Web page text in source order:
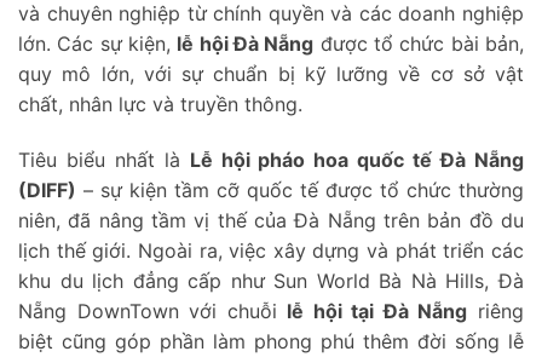
và chuyên nghiệp từ chính quyền và các doanh nghiệp
lớn. Các sự kiện, lễ hội Đà Nẵng được tổ chức bài bản,
quy mô lớn, với sự chuẩn bị kỹ lưỡng về cơ sở vật
chất, nhân lực và truyền thông.
Tiêu biểu nhất là Lễ hội pháo hoa quốc tế Đà Nẵng
(DIFF) – sự kiện tầm cỡ quốc tế được tổ chức thường
niên, đã nâng tầm vị thế của Đà Nẵng trên bản đồ du
lịch thế giới. Ngoài ra, việc xây dựng và phát triển các
khu du lịch đẳng cấp như Sun World Bà Nà Hills, Đà
Nẵng DownTown với chuỗi lễ hội tại Đà Nẵng riêng
biệt cũng góp phần làm phong phú thêm đời sống lễ